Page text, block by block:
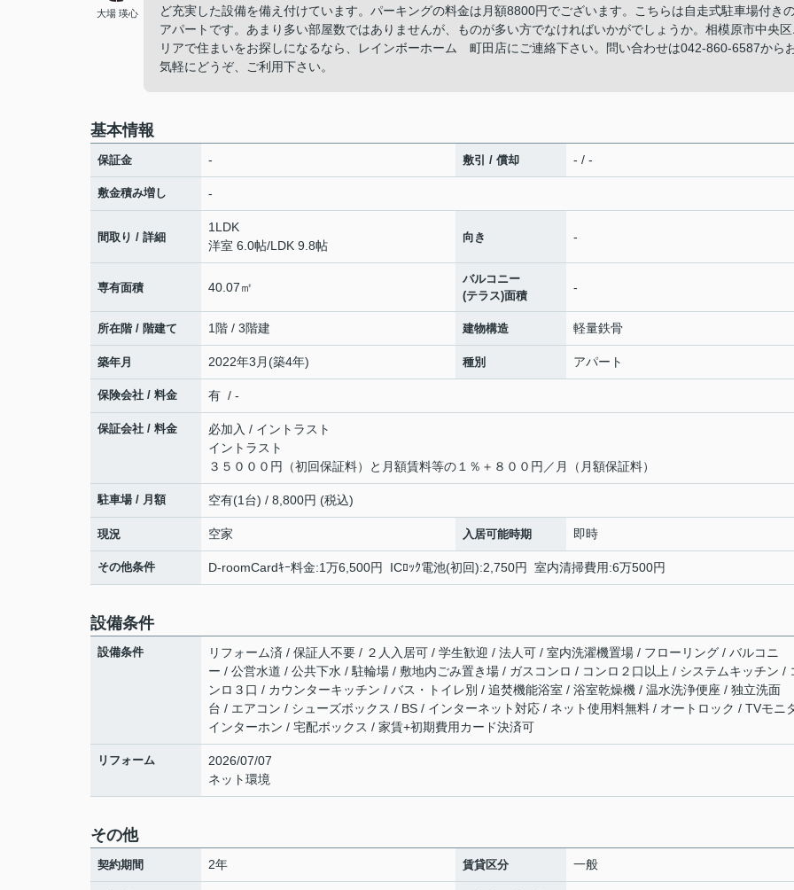
大場 瑛心
ど充実した設備を備え付けています。パーキングの料金は月額8800円でございます。こちらは自走式駐車場付き
アパートです。あまり多い部屋数ではありませんが、ものが多い方でなければいかがでしょうか。相模原市中央
リアで住まいをお探しになるなら、レインボーホーム 町田店にご連絡下さい。問い合わせは042-860-6587から
気軽にどうぞ、ご利用下さい。
基本情報
保証金 - 敷引 / 償却 - / -
敷金積み増し -
間取り / 詳細
1LDK
洋室 6.0帖/LDK 9.8帖
向き -
専有面積 40.07㎡
バルコニー
(テラス)面積
-
所在階 / 階建て 1階 / 3階建 建物構造 軽量鉄骨
築年月 2022年3月(築4年) 種別 アパート
保険会社 / 料金 有 / -
保証会社 / 料金
必加入 / イントラスト
イントラスト
３５０００円（初回保証料）と月額賃料等の１％＋８００円／月（月額保証料）
駐車場 / 月額 空有(1台) / 8,800円 (税込)
現況 空家 入居可能時期 即時
その他条件 D-roomCardｷｰ料金:1万6,500円 ICﾛｯｸ電池(初回):2,750円 室内清掃費用:6万500円
設備条件
設備条件
リフォーム済 / 保証人不要 / ２人入居可 / 学生歓迎 / 法人可 / 室内洗濯機置場 / フローリング / バルコニ
ー / 公営水道 / 公共下水 / 駐輪場 / 敷地内ごみ置き場 / ガスコンロ / コンロ２口以上 / システムキッチン /
ンロ３口 / カウンターキッチン / バス・トイレ別 / 追焚機能浴室 / 浴室乾燥機 / 温水洗浄便座 / 独立洗面
台 / エアコン / シューズボックス / BS / インターネット対応 / ネット使用料無料 / オートロック / TVモニ
インターホン / 宅配ボックス / 家賃+初期費用カード決済可
リフォーム
2026/07/07
ネット環境
その他
契約期間 2年 賃貸区分 一般